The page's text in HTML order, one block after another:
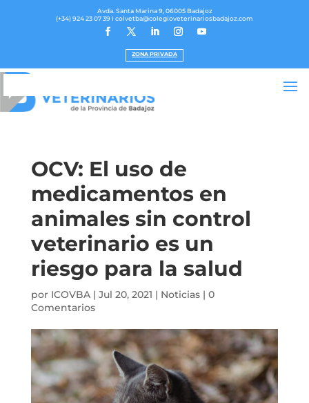
Avda. Santa Marina 9, 06005 Badajoz
(+34) 924 23 07 39 I colvetba@colegioveterinariosbadajoz.com
ZONA PRIVADA
OCV: El uso de
medicamentos en
animales sin control
veterinario es un
riesgo para la salud
por ICOVBA| Jul 20, 2021 | Noticias| 0
Comentarios